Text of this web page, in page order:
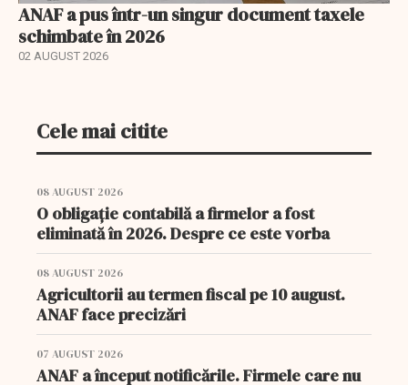
ANAF a pus într-un singur document taxele
schimbate în 2026
02 AUGUST 2026
Cele mai citite
08 AUGUST 2026
O obligație contabilă a firmelor a fost
eliminată în 2026. Despre ce este vorba
08 AUGUST 2026
Agricultorii au termen fiscal pe 10 august.
ANAF face precizări
07 AUGUST 2026
ANAF a început notificările. Firmele care nu